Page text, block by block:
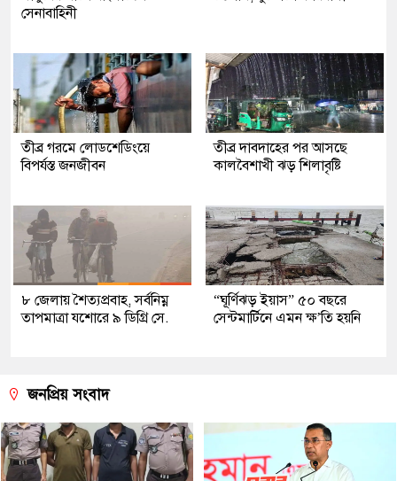
সেনাবাহিনী
তীব্র গরমে লোডশেডিংয়ে
বিপর্যস্ত জনজীবন
তীব্র দাবদাহের পর আসছে
কালবৈশাখী ঝড় শিলাবৃষ্টি
৮ জেলায় শৈত্যপ্রবাহ, সর্বনিম্ন
তাপমাত্রা যশোরে ৯ ডিগ্রি সে.
“ঘূর্ণিঝড় ইয়াস” ৫০ বছরে
সেন্টমার্টিনে এমন ক্ষ’তি হয়নি
জনপ্রিয় সংবাদ